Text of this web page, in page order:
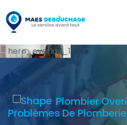
Plombier
Problèmes De